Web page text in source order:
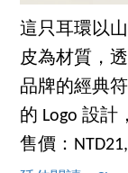
這只耳環以
皮為材質，
品牌的經典
的 Logo 設計
售價：